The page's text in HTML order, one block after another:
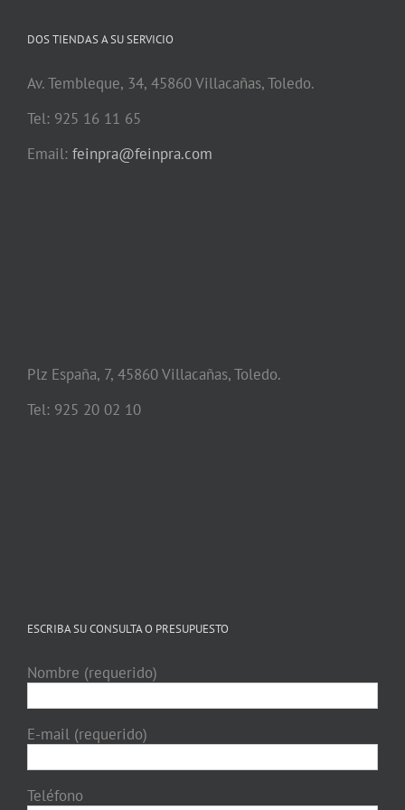
DOS TIENDAS A SU SERVICIO
Av. Tembleque, 34, 45860 Villacañas, Toledo.
Tel: 925 16 11 65
Email: feinpra@feinpra.com
Plz España, 7, 45860 Villacañas, Toledo.
Tel: 925 20 02 10
ESCRIBA SU CONSULTA O PRESUPUESTO
Nombre (requerido)
E-mail (requerido)
Teléfono